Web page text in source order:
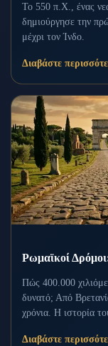
Το 550 π.Χ., ένας
δημιούργησε την
μέχρι τον Ίνδο.
Διαβάστε
Ρωμαϊκοί
Πώς 400.000
δυνατό; Από
χρόνια. Η ιστορία
Διαβάστε